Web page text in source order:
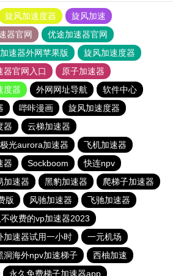
旋风加速度器
旋风加速
器官网
优途加速器官网
速器外网苹果版
旋风加速度器
器官网入口
原子加速器
度器 外网网址导航
软件中心
哔咔漫画
旋风加速度器
器
云梯加速器
极光aurora加速器
飞机加速器
器 Sockboom
快连npv
加速器 黑豹加速器
爬梯子加速器
版
风驰加速器
飞驰加速器
收费的vp加速器2023
加速器试用一小时
一元机场
洞海外npv加速梯子
西柚加速
永久免费梯子加速器app